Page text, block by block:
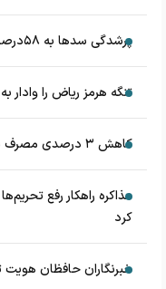
پرشدگی سدها به ۵۸درصد رسید
تنگه هرمز ریاض را
کاهش ۳ درصدی مصرف برق برای دومین سال متوالی
مذاکره راهکار رفع
کرد
خبرنگاران حافظان